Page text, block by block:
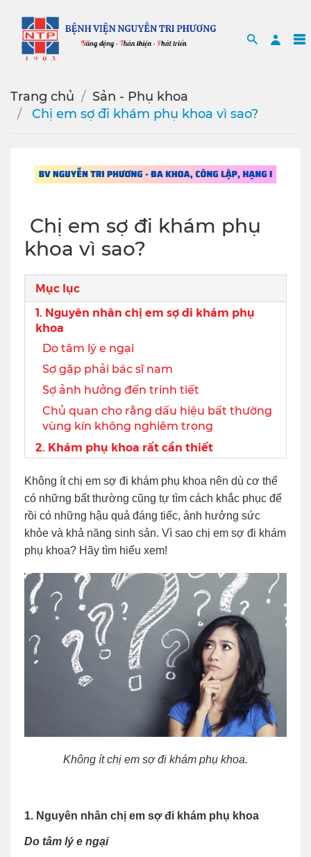
Search
Trang chủ
Sản - Phụ khoa
️ Chị em sợ đi khám phụ khoa vì sao?
️ Chị em sợ đi khám phụ
khoa vì sao?
Mục lục
1. Nguyên nhân chị em sợ đi khám phụ
khoa
Do tâm lý e ngại
Sợ gặp phải bác sĩ nam
Sợ ảnh hưởng đến trinh tiết
Chủ quan cho rằng dấu hiệu bất thường
vùng kín không nghiêm trọng
2. Khám phụ khoa rất cần thiết
Không ít chị em sợ đi khám phụ khoa nên dù cơ thể
có những bất thường cũng tự tìm cách khắc phục để
rồi có những hậu quả đáng tiếc, ảnh hưởng sức
khỏe và khả năng sinh sản. Vì sao chị em sợ đi khám
phụ khoa? Hãy tìm hiểu xem!
Không ít chị em sợ đi khám phụ khoa.
1. Nguyên nhân chị em sợ đi khám phụ khoa
Do tâm lý e ngại